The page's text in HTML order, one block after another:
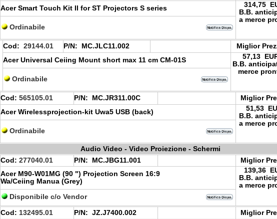
Acer Smart Touch Kit II for ST Projectors S series
314,75
B.B.
a merce
Ordinabile
Cod: 29144.01 P/N: MC.JLC11.002 Miglior
Acer Universal Ceiing Mount short max 11 cm CM-01S
57,13
B.B.
merce
Ordinabile
Cod: 565105.01 P/N: MC.JR311.00C Miglior
Acer Wirelessprojection-kit Uwa5 USB (back)
51,53
B.B.
a merce
Ordinabile
Audio Video - Video Proiezione - Schermi
Cod: 277040.01 P/N: MC.JBG11.001 Miglior
Acer M90-W01MG (90 ") Projection Screen 16:9
Wa/Ceiing Manua (Grey)
139,36
B.B.
a merce
Disponibile c/o Vendor
Cod: 132495.01 P/N: JZ.J7400.002 Miglior